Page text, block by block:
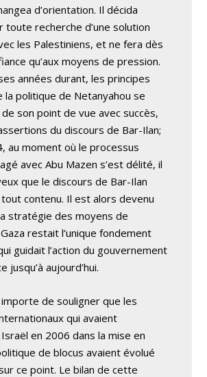
d’orientation. Il décida
toute recherche d’une solution
les Palestiniens, et ne fera dès
qu’aux moyens de pression.
années durant, les principes
la politique de Netanyahou se
son point de vue avec succès,
du discours de Bar-Ilan;
au moment où le processus
avec Abu Mazen s’est délité, il
que le discours de Bar-Ilan
contenu. Il est alors devenu
stratégie des moyens de
restait l’unique fondement
guidait l’action du gouvernement
jusqu’à aujourd’hui.
de souligner que les
qui avaient
en 2006 dans la mise en
de blocus avaient évolué
ce point. Le bilan de cette